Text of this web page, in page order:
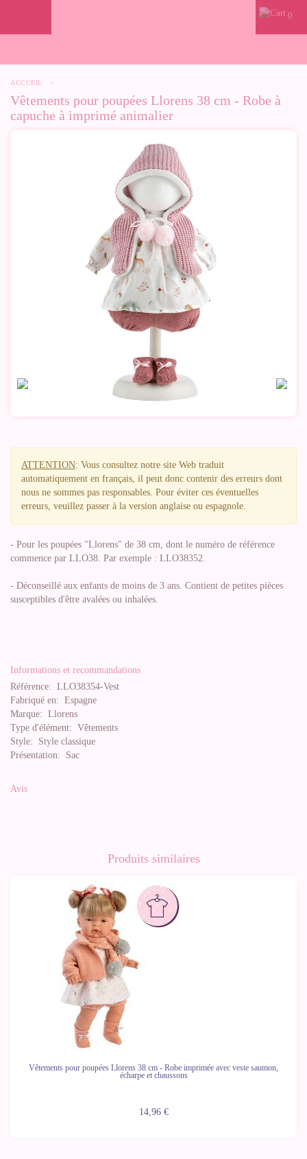
0
ACCUEIL >
Vêtements pour poupées Llorens 38 cm - Robe à
capuche à imprimé animalier
ATTENTION: Vous consultez notre site Web traduit
automatiquement en français, il peut donc contenir des erreurs dont
nous ne sommes pas responsables. Pour éviter ces éventuelles
erreurs, veuillez passer à la version anglaise ou espagnole.
- Pour les poupées "Llorens" de 38 cm, dont le numéro de référence
commence par LLO38. Par exemple : LLO38352.
- Déconseillé aux enfants de moins de 3 ans. Contient de petites pièces
susceptibles d'être avalées ou inhalées.
Informations et recommandations
Référence: LLO38354-Vest
Fabriqué en: Espagne
Marque: Llorens
Type d'élément: Vêtements
Style: Style classique
Présentation: Sac
Avis
Produits similaires
Vêtements pour poupées Llorens 38 cm - Robe imprimée avec veste saumon,
écharpe et chaussons
14,96 €